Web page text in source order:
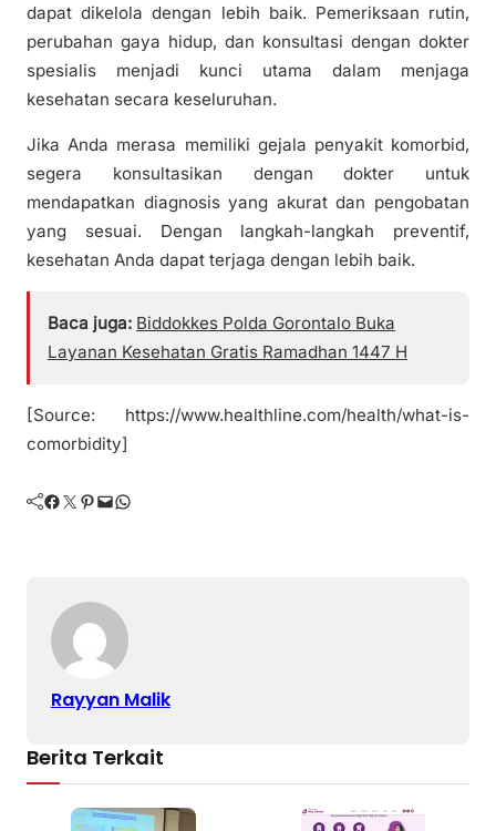
dapat dikelola dengan lebih baik. Pemeriksaan rutin,
perubahan gaya hidup, dan konsultasi dengan dokter
spesialis menjadi kunci utama dalam menjaga
kesehatan secara keseluruhan.
Jika Anda merasa memiliki gejala penyakit komorbid,
segera konsultasikan dengan dokter untuk
mendapatkan diagnosis yang akurat dan pengobatan
yang sesuai. Dengan langkah-langkah preventif,
kesehatan Anda dapat terjaga dengan lebih baik.
Baca juga: Biddokkes Polda Gorontalo Buka
Layanan Kesehatan Gratis Ramadhan 1447 H
[Source: https://www.healthline.com/health/what-is-
comorbidity]
Facebook Twitter Pinterest Mail WhatsApp
Rayyan Malik
Berita Terkait